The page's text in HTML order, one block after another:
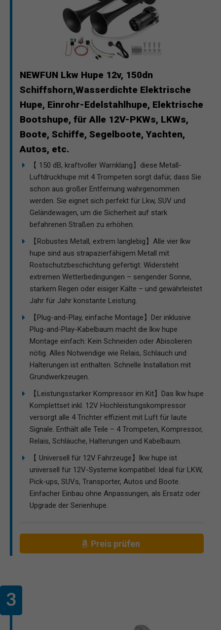
NEWFUN Lkw Hupe 12v, 150dn
Schiffshorn,Wasserdichte Elektrische
Hupe, Einrohr-Edelstahlhupe, Elektrische
Bootshupe, für Alle 12V-PKWs, LKWs,
Boote, Schiffe, Segelboote, Yachten,
Autos, etc.
【 150 dB, kraftvoller Warnklang】diese Metall-
Luftdruckhupe mit 4 Trompeten sorgt dafür, dass Sie
schon aus großer Entfernung wahrgenommen
werden. Sie eignet sich perfekt für Lkw, SUV und
Geländewagen, um die Sicherheit auf stark
befahrenen Straßen zu erhöhen.
【Robustes Metall, extrem langlebig】Alle vier lkw
hupe sind aus strapazierfähigem Metall mit
Rostschutzbeschichtung gefertigt. Widersteht
extremen Wetterbedingungen – sengender Sonne,
starkem Regen oder eisiger Kälte – und gewährleistet
Jahr für Jahr konstante Leistung.
【Plug-and-Play, einfache Montage】Der inklusive
Plug-and-Play-Kabelbaum macht die lkw hupe
Montage einfach: Kein Schneiden oder Abisolieren
nötig. Alles Notwendige wie Relais, Schlauch und
Halterungen ist enthalten. Schnelle Installation mit
Grundwerkzeugen.
【Leistungsstarker Kompressor im Kit】Das lkw hupe
Komplettset inkl. 12V Hochleistungskompressor
versorgt alle 4 Trichter effizient mit Luft für laute
Signale. Enthält alle Teile – 4 Trompeten, Kompressor,
Relais, Schläuche, Halterungen und Kabelbaum.
【 Universell für 12V Fahrzeuge】lkw hupe ist
universell für 12V-Systeme kompatibel: Ideal für LKW,
Pick-ups, SUVs, Transporter, Autos und Boote.
Einfacher Einbau ohne Anpassungen, als Ersatz oder
Upgrade der Serienhupe.
Preis prüfen